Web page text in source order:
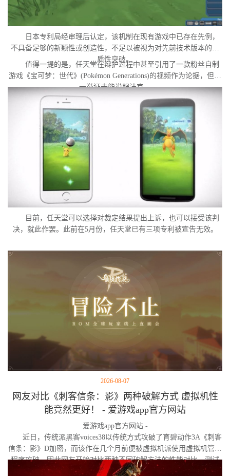
日本专利局经审理后认定，该机制在现有游戏中已存在先例，
不具备足够的新颖性或创造性，不足以被视为对先前技术版本的实
质性突破。
值得一提的是，任天堂在辩护过程中甚至引用了一款粉丝自制
游戏《宝可梦：世代》(Pokémon Generations)的视频作为论据，但这
一举证未能说服法官。
目前，任天堂可以选择对裁定结果提出上诉，也可以接受该判
决，就此作罢。此前在5月份，任天堂已有三项专利被宣告无效。
2026-08-07
网友对比《刺客信条：影》两种破解方式 虚拟机性
能竟然更好！ - 爱游戏app官方网站
爱游戏app官方网站 -
近日，传统派黑客voices38以传统方式攻破了育碧动作3A《刺客
信条：影》D加密，而该作在几个月前便被虚拟机派使用虚拟机管理
程序攻破。因此网友开始对比两种不同破解方法的性能对比。测试
作者决定验证，虚拟机管理程序是否真的会像许多玩家认为的那